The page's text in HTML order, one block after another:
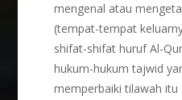
mengenal atau
(tempat-tempat
shifat-shifat huruf Al-
hukum-hukum tajwid
memperbaiki tilawah itu